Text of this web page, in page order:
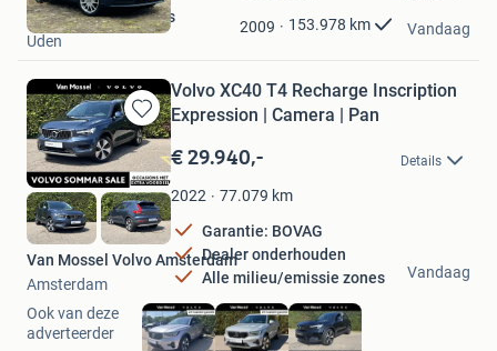
Mijn
2009 153.978 km
Landhorst Occasions
Uden
Vandaag
Bewaren
in
Mijn
Favorieten
Volvo XC40 T4 Recharge Inscription
Expression | Camera | Pan
€ 29.940,- Details
2022 77.079 km
Garantie: BOVAG
Dealer onderhouden
Alle milieu/emissie zones
Van Mossel Volvo Amsterdam
Amsterdam
Vandaag
Ook van deze
adverteerder